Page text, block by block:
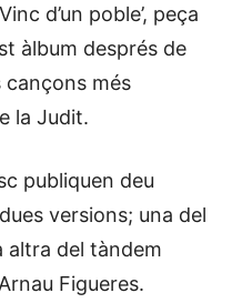
d’un poble’, peça
àlbum després de
cançons més
la Judit.
publiquen deu
versions; una del
altra del tàndem
Figueres.